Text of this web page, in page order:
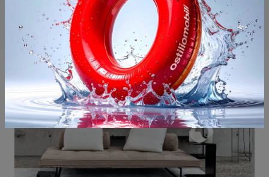
Potrebbero piacerti anche